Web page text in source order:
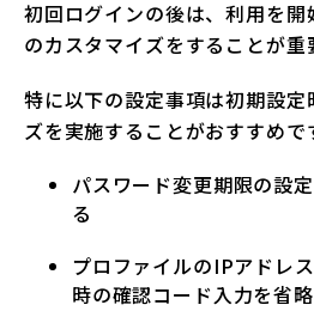
初回ログインの後は、利用を
のカスタマイズをすることが重
特に以下の設定事項は初期設定
ズを実施することがおすすめで
パスワード変更期限の設
る
プロファイルのIPアドレ
時の確認コード入力を省略